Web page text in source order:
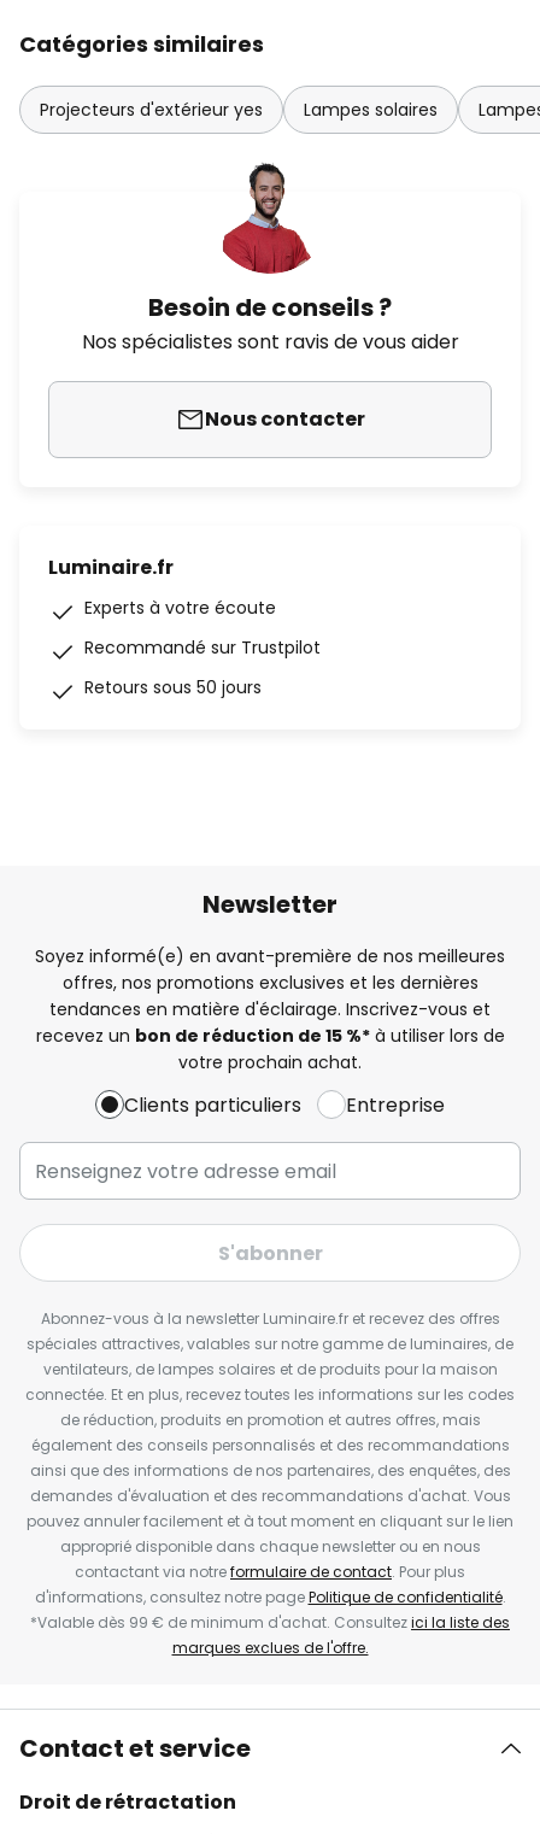
Catégories similaires
Projecteurs d'extérieur yes Lampes solaires
Besoin de conseils ?
Nos spécialistes sont ravis de vous aider
Nous contacter
Luminaire.fr
Experts à votre écoute
Recommandé sur Trustpilot
Retours sous 50 jours
Newsletter
Soyez informé(e) en avant-première de nos meilleures
offres, nos promotions exclusives et les dernières
tendances en matière d'éclairage. Inscrivez-vous et
recevez un bon de réduction de 15 %*à utiliser lors de
votre prochain achat.
Clients particuliers Entreprise
S'abonner
Abonnez-vous à la newsletter Luminaire.fr et recevez des offres
spéciales attractives, valables sur notre gamme de luminaires, de
ventilateurs, de lampes solaires et de produits pour la maison
connectée. Et en plus, recevez toutes les informations sur les codes
de réduction, produits en promotion et autres offres, mais
également des conseils personnalisés et des recommandations
ainsi que des informations de nos partenaires, des enquêtes, des
demandes d'évaluation et des recommandations d'achat. Vous
pouvez annuler facilement et à tout moment en cliquant sur le lien
approprié disponible dans chaque newsletter ou en nous
contactant via notreformulaire de contact. Pour plus
d'informations, consultez notre pagePolitique de confidentialité.
*Valable dès 99 € de minimum d'achat. Consultezici la liste des
marques exclues de l'offre.
Contact et service
Droit de rétractation